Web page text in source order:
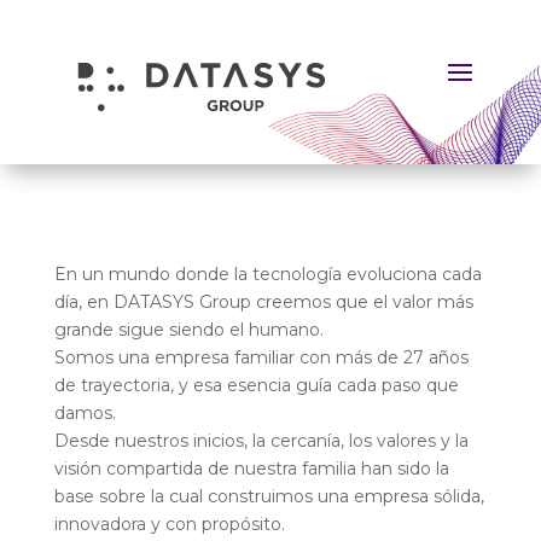
En un mundo donde la tecnología evoluciona cada
día, en DATASYS Group creemos que el valor más
grande sigue siendo el humano.
Somos una empresa familiar con más de 27 años
de trayectoria, y esa esencia guía cada paso que
damos.
Desde nuestros inicios, la cercanía, los valores y la
visión compartida de nuestra familia han sido la
base sobre la cual construimos una empresa sólida,
innovadora y con propósito.